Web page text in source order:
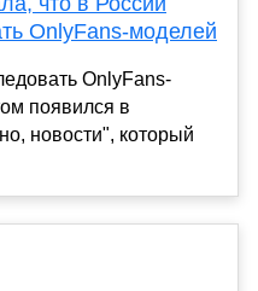
OnlyFans-моделей
OnlyFans-
появился в
новости", который